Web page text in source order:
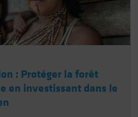
: Protéger la forêt
en investissant dans le